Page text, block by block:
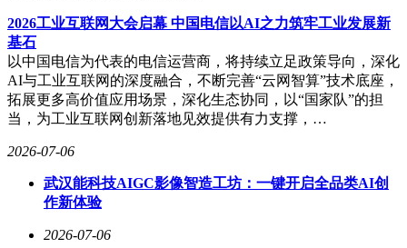
2026工业互联网大会启幕 中国电信以AI之力筑牢工业发展新
基石
以中国电信为代表的电信运营商，将持续立足政策导向，深化
AI与工业互联网的深度融合，不断完善“云网智算”技术底座，
拓展更多高价值应用场景，深化生态协同，以“国家队”的担
当，为工业互联网创新落地见效提供有力支撑，…
2026-07-06
武汉能科技AIGC影像智造工坊：一键开启全品类AI创
作新体验
2026-07-06